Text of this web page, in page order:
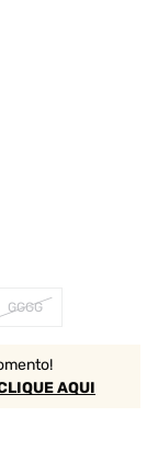
GGGG
AQUI